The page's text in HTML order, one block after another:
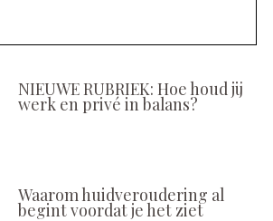
NIEUWE RUBRIEK: Hoe houd jij
werk en privé in balans?
Waarom huidveroudering al
begint voordat je het ziet